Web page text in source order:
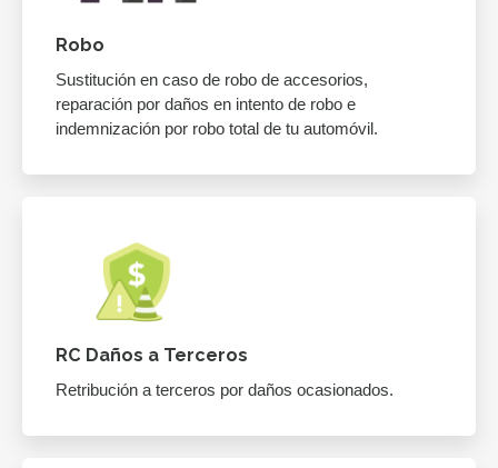
Robo
Sustitución en caso de robo de accesorios,
reparación por daños en intento de robo e
indemnización por robo total de tu automóvil.
RC Daños a Terceros
Retribución a terceros por daños ocasionados.